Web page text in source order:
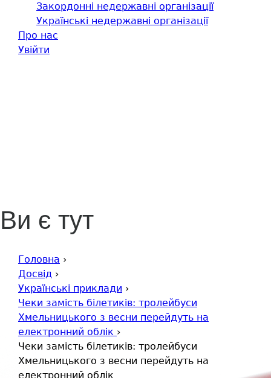
Закордонні недержавні організації
Українські недержавні організації
Про нас
Увійти
Ви є тут
Головна ›
Досвід ›
Українські приклади ›
Чеки замість білетиків: тролейбуси
Хмельницького з весни перейдуть на
електронний облік ›
Чеки замість білетиків: тролейбуси
Хмельницького з весни перейдуть на
електронний облік